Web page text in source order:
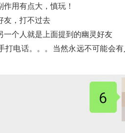
用有点大，慎玩！
友，打不过去
一个人就是上面提到的幽灵好友
打电话。。。当然永远不可能会